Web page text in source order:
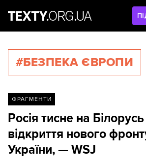
#БЕЗПЕКА ЄВРОПИ
ФРАГМЕНТИ
Росія тисне на
відкриття нового
України, — WSJ